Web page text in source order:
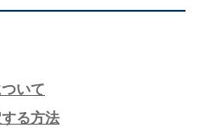
いて
る方法